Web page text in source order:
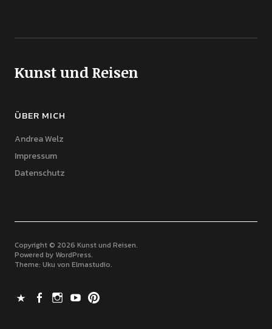
Kunst und Reisen
ÜBER MICH
Andrea Welz
Impressum
Datenschutz
Copyright © 2026 Kunst und Reisen
Powered by WordPress
Theme: Uku von Elmastudio